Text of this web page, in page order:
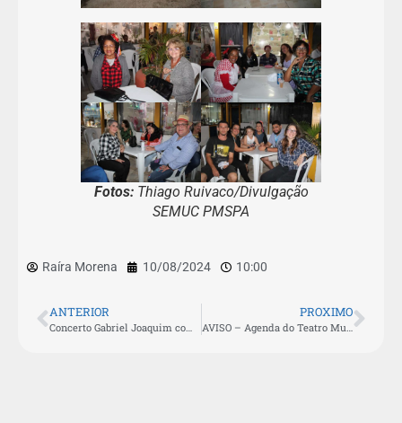
Fotos:Thiago Ruivaco/Divulgação
SEMUC PMSPA
Raíra Morena 10/08/2024 10:00
ANTERIOR
Concerto Gabriel Joaquim completa 47 edições realizadas na Casa da Cultura
PROXIMO
AVISO – Agenda do Teatro Municipal